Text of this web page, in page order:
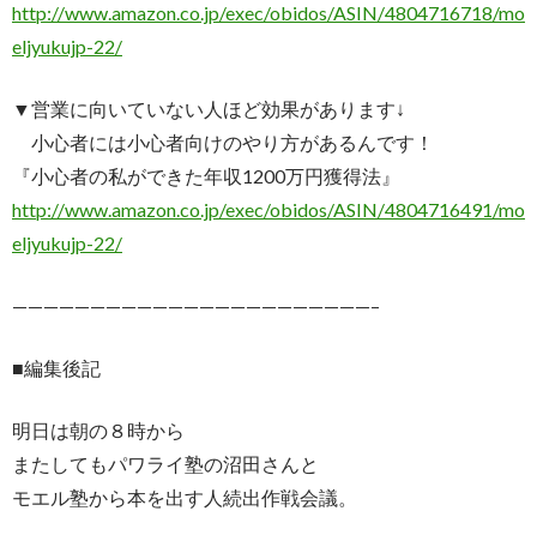
http://www.amazon.co.jp/exec/obidos/ASIN/4804716718/mo
eljyukujp-22/
▼営業に向いていない人ほど効果があります↓
小心者には小心者向けのやり方があるんです！
『小心者の私ができた年収1200万円獲得法』
http://www.amazon.co.jp/exec/obidos/ASIN/4804716491/mo
eljyukujp-22/
———————————————————————–
■編集後記
明日は朝の８時から
またしてもパワライ塾の沼田さんと
モエル塾から本を出す人続出作戦会議。